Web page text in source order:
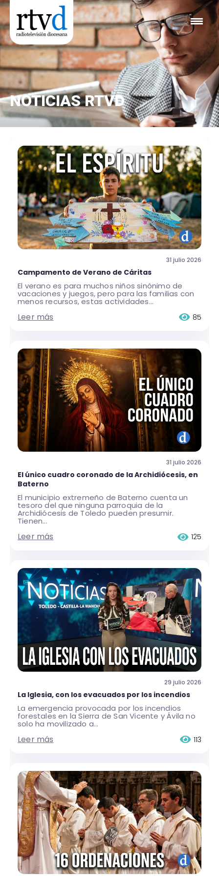
NOTICIAS RTVD
31 julio 2026
Campamento de Verano de Cáritas
El verano es para muchos niños sinónimo de
vacaciones y juegos, pero para las familias con
menos recursos, estas actividades...
Leer más 85
31 julio 2026
El único cuadro coronado de la Archidiócesis, en
Baterno
El municipio extremeño de Baterno cuenta un
tesoro del que ninguna parroquia de la
Archidiócesis de Toledo pueden presumir.
Tienen...
Leer más 125
29 julio 2026
La Iglesia, con los evacuados por los incendios
La emergencia provocada por los incendios
forestales en la Sierra de San Vicente y Ávila no
solo ha movilizado a...
Leer más 113